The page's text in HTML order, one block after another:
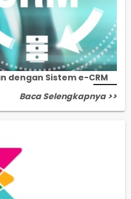
dengan Sistem e-CRM
Baca Selengkapnya >>